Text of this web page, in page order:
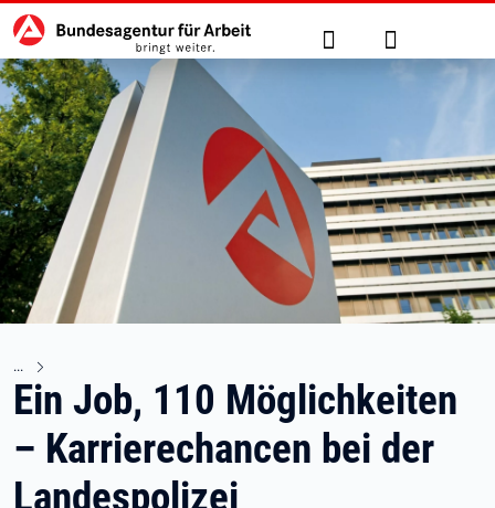
zu den Hauptinhalten springen
Hauptnavigation Suche Anmelden
Ein Job, 110 Möglichkeiten
– Karrierechancen bei der
Landespolizei